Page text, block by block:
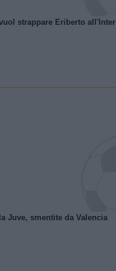
strappare Eriberto all'Inter
Juve, smentite da Valencia